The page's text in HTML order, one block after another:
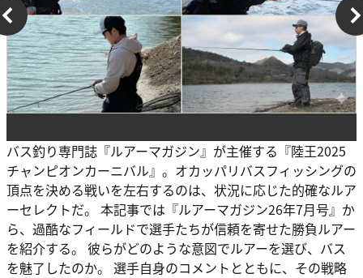
バス釣り専門誌『ルアーマガジン』が主催する『陸王2025
チャンピオンカーニバル』。オカッパリバスフィッシングの
頂点を決める戦いを左右するのは、状況に応じた的確なルア
ーセレクトだ。 本記事では『ルアーマガジン26年7月号』か
ら、過酷なフィールドで選手たちが信頼を寄せた勝負ルアー
を紹介する。 彼らがどのような意図でルアーを選び、バス
を魅了したのか。 選手自身のコメントとともに、その戦略